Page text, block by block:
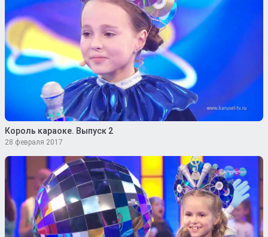
Король караоке. Выпуск 2
28 февраля 2017